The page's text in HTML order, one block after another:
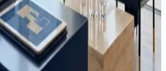
en Chipre: Problemas y
de los bienes inmuebles es